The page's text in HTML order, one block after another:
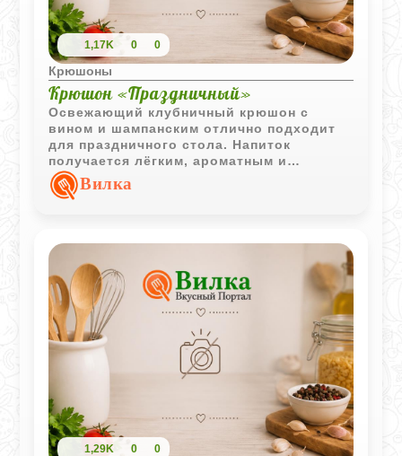
1,17K 0 0
Крюшоны
Крюшон «Праздничный»
Освежающий клубничный крюшон с
вином и шампанским отлично подходит
для праздничного стола. Напиток
получается лёгким, ароматным и
игристым, а охлаждённые ягоды делают
вкус особенно ярким и летним.
Вилка
1,29K 0 0